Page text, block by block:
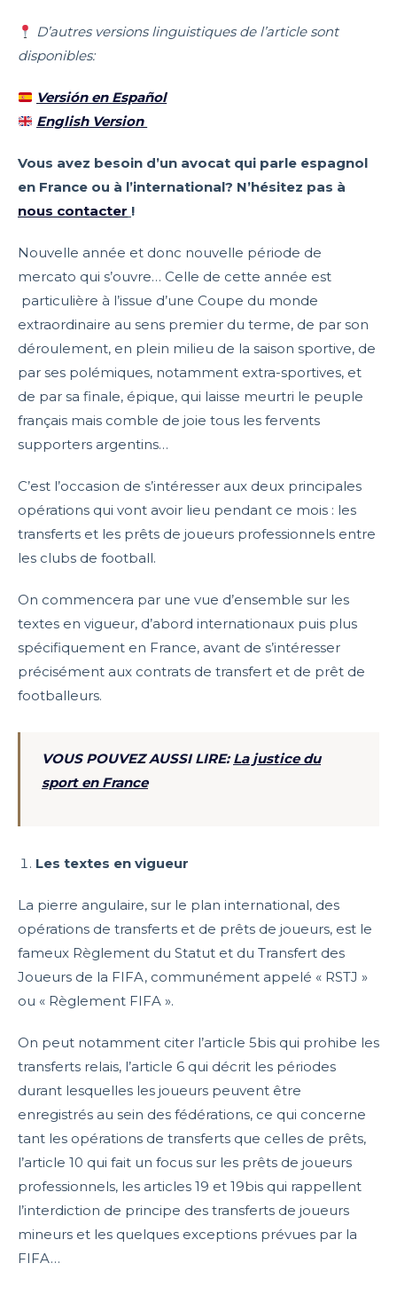
D’autres versions linguistiques de l’article sont
disponibles:
Versión en Español
English Version
Vous avez besoin d’un avocat qui parle espagnol
en France ou à l’international? N’hésitez pas à
nous contacter !
Nouvelle année et donc nouvelle période de
mercato qui s’ouvre… Celle de cette année est
particulière à l’issue d’une Coupe du monde
extraordinaire au sens premier du terme, de par son
déroulement, en plein milieu de la saison sportive, de
par ses polémiques, notamment extra-sportives, et
de par sa finale, épique, qui laisse meurtri le peuple
français mais comble de joie tous les fervents
supporters argentins…
C’est l’occasion de s’intéresser aux deux principales
opérations qui vont avoir lieu pendant ce mois : les
transferts et les prêts de joueurs professionnels entre
les clubs de football.
On commencera par une vue d’ensemble sur les
textes en vigueur, d’abord internationaux puis plus
spécifiquement en France, avant de s’intéresser
précisément aux contrats de transfert et de prêt de
footballeurs.
VOUS POUVEZ AUSSI LIRE: La justice du
sport en France
Les textes en vigueur
La pierre angulaire, sur le plan international, des
opérations de transferts et de prêts de joueurs, est le
fameux Règlement du Statut et du Transfert des
Joueurs de la FIFA, communément appelé « RSTJ »
ou « Règlement FIFA ».
On peut notamment citer l’article 5bis qui prohibe les
transferts relais, l’article 6 qui décrit les périodes
durant lesquelles les joueurs peuvent être
enregistrés au sein des fédérations, ce qui concerne
tant les opérations de transferts que celles de prêts,
l’article 10 qui fait un focus sur les prêts de joueurs
professionnels, les articles 19 et 19bis qui rappellent
l’interdiction de principe des transferts de joueurs
mineurs et les quelques exceptions prévues par la
FIFA…